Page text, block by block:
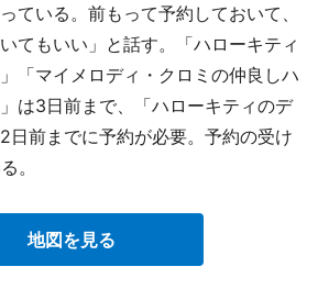
ている。前もって予約しておいて、
てもいい」と話す。「ハローキティ
「マイメロディ・クロミの仲良しハ
は3日前まで、「ハローキティのデ
日前までに予約が必要。予約の受け
。
地図を見る